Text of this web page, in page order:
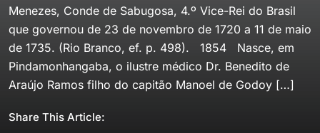
Menezes, Conde de Sabugosa, 4.º Vice-Rei do Brasil
que governou de 23 de novembro de 1720 a 11 de maio
de 1735. (Rio Branco, ef. p. 498). 1854 Nasce, em
Pindamonhangaba, o ilustre médico Dr. Benedito de
Araújo Ramos filho do capitão Manoel de Godoy […]
Share This Article: